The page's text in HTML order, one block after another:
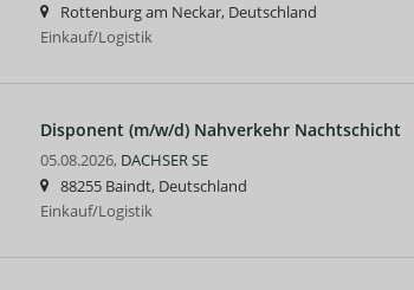
Rottenburg am Neckar, Deutschland
Einkauf/Logistik
Disponent (m/w/d) Nahverkehr Nachtschicht
05.08.2026, DACHSER SE
88255 Baindt, Deutschland
Einkauf/Logistik